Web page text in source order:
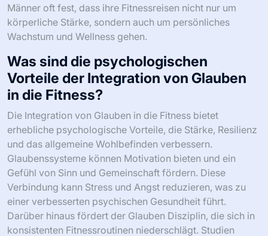
Männer oft fest, dass ihre Fitnessreisen nicht nur um
körperliche Stärke, sondern auch um persönliches
Wachstum und Wellness gehen.
Was sind die psychologischen
Vorteile der Integration von Glauben
in die Fitness?
Die Integration von Glauben in die Fitness bietet
erhebliche psychologische Vorteile, die Stärke, Resilienz
und das allgemeine Wohlbefinden verbessern.
Glaubenssysteme können Motivation bieten und ein
Gefühl von Sinn und Gemeinschaft fördern. Diese
Verbindung kann Stress und Angst reduzieren, was zu
einer verbesserten psychischen Gesundheit führt.
Darüber hinaus fördert der Glauben Disziplin, die sich in
konsistenten Fitnessroutinen niederschlägt. Studien